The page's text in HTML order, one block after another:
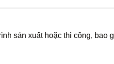
sản xuất hoặc thi công, bao